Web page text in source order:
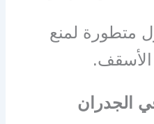
متطورة لمنع
الأسقف.